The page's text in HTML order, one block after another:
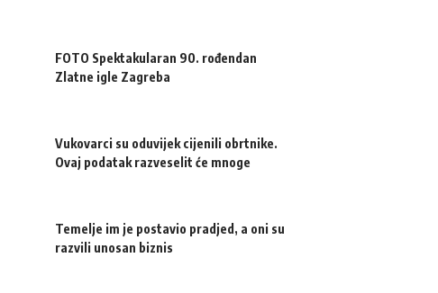
FOTO Spektakularan 90. rođendan
Zlatne igle Zagreba
Vukovarci su oduvijek cijenili obrtnike.
Ovaj podatak razveselit će mnoge
Temelje im je postavio pradjed, a oni su
razvili unosan biznis